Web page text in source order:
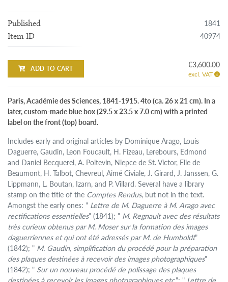
Published 1841
Item ID 40974
ADD TO CART €3,600.00
excl. VAT
Paris, Académie des Sciences, 1841-1915. 4to (ca. 26 x 21 cm). In a
later, custom-made blue box (29.5 x 23.5 x 7.0 cm) with a printed
label on the front (top) board.
Includes early and original articles by Dominique Arago, Louis
Daguerre, Gaudin, Leon Foucault, H. Fizeau, Lerebours, Edmond
and Daniel Becquerel, A. Poitevin, Niepce de St. Victor, Elie de
Beaumont, H. Talbot, Chevreul, Aimé Civiale, J. Girard, J. Janssen, G.
Lippmann, L. Boutan, Izarn, and P. Villard. Several have a library
stamp on the title of the Comptes Rendus, but not in the text.
Amongst the early ones: " Lettre de M. Daguerre à M. Arago avec
rectifications essentielles" (1841); " M. Regnault avec des résultats
très curieux obtenus par M. Moser sur la formation des images
daguerriennes et qui ont été adressés par M. de Humboldt"
(1842); " M. Gaudin, simplification du procédé pour la préparation
des plaques destinées à recevoir des images photographiques"
(1842); " Sur un nouveau procédé de polissage des plaques